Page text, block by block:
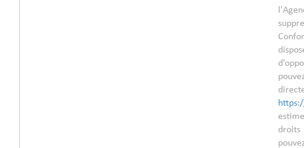
droits